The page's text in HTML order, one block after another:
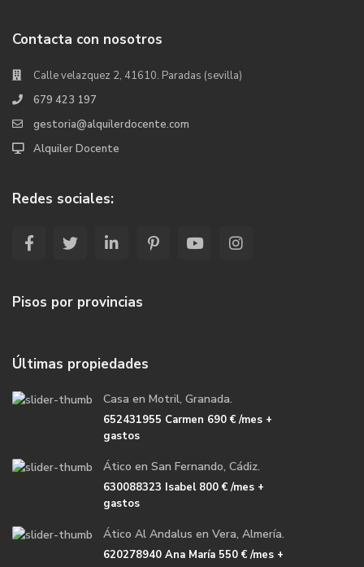
Contacta con nosotros
Calle velazquez 2, 41610. Paradas (sevilla)
679 423 197
gestoria@alquilerdocente.com
Alquiler Docente
Redes sociales:
Pisos por provincias
Últimas propiedades
Casa en Motril, Granada.
652431955 Carmen 690 €/mes +
gastos
Ático en San Fernando, Cádiz.
630088323 Isabel800 €/mes +
gastos
Ático Al Andalus en Vera, Almería.
620278940 Ana María 550 €/mes +